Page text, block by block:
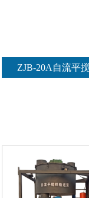
ZJB-20A自流平